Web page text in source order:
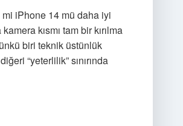
iPhone 14 mü daha iyi
kısmı tam bir kırılma
biri teknik üstünlük
“yeterlilik” sınırında